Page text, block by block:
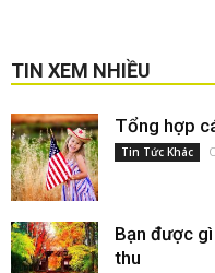
TIN XEM NHIỀU
Tổng hợp
Tin Tức Khác
Bạn được
thu